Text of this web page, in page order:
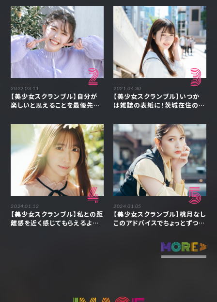
2
2022.03.11
【美少女スクランブル】自分が
楽しいと思えることを最優先に
3
2021.04.30
【美少女スクランブル】いつか
は雑誌の表紙に！茨城在住の1
4
2024.01.12
【美少女スクランブル】私との距
離感を近く感じてもらえるよう
5
2024.01.05
【美少女スクランブル】桃月なし
このアドバイスでちょっとずつ自
ました「アンジェラ芽衣」